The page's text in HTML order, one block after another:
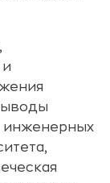
и
инженерных